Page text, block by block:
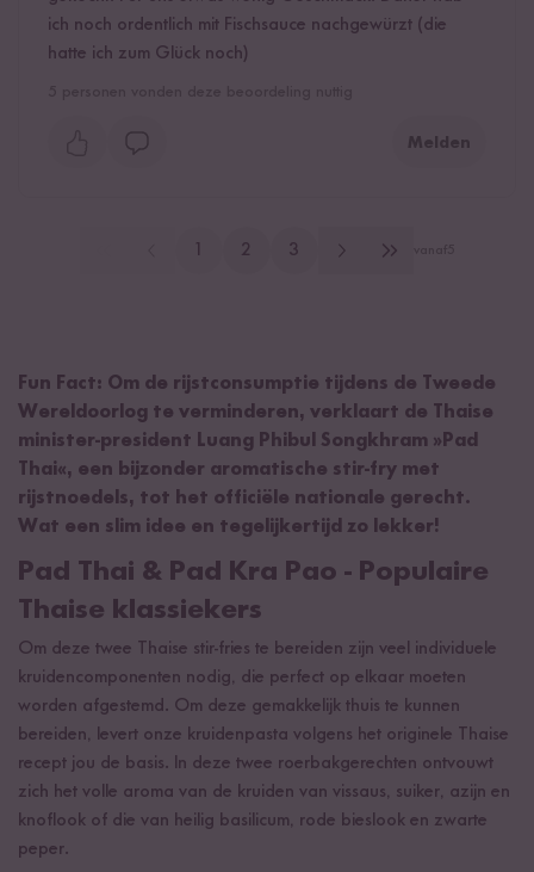
ich noch ordentlich mit Fischsauce nachgewürzt (die
hatte ich zum Glück noch)
Melden
2 3
Fun Fact: Om de rijstconsumptie tijdens de Tweede
Wereldoorlog te verminderen, verklaart de Thaise
minister-president Luang Phibul Songkhram »Pad
Thai«, een bijzonder aromatische stir-fry met
rijstnoedels, tot het officiële nationale gerecht.
Wat een slim idee en tegelijkertijd zo lekker!
Pad Thai & Pad Kra Pao - Populaire
Thaise klassiekers
Om deze twee Thaise stir-fries te bereiden zijn veel individuele
kruidencomponenten nodig, die perfect op elkaar moeten
worden afgestemd. Om deze gemakkelijk thuis te kunnen
bereiden, levert onze kruidenpasta volgens het originele Thaise
recept jou de basis. In deze twee roerbakgerechten ontvouwt
zich het volle aroma van de kruiden van vissaus, suiker, azijn en
knoflook of die van heilig basilicum, rode bieslook en zwarte
peper.